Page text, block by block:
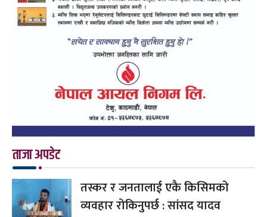
ताजा अपडेट
तस्कर र जनतालाई एकै किसिमको
व्यवहार रोकिनुपर्छ : सांसद यादव